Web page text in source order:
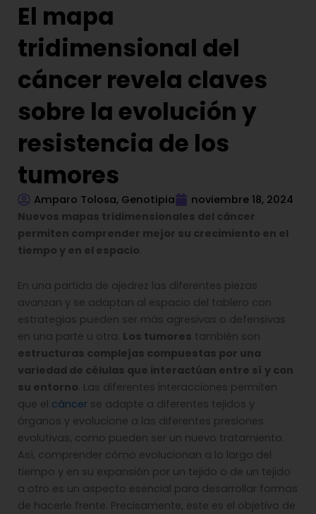
El mapa
tridimensional del
cáncer revela claves
sobre la evolución y
resistencia de los
tumores
Amparo Tolosa, Genotipia
noviembre 18, 2024
Nuevos mapas tridimensionales del cáncer
permiten comprender mejor su crecimiento en el
tiempo y en el espacio.
En una partida de ajedrez las diferentes piezas
avanzan y se adaptan al espacio del tablero con
estrategias pueden ser más agresivas o defensivas
en una parte u otra. Los tumores también son
estructuras complejas compuestas por una
variedad de células que interactúan entre sí y con
su entorno. Las diferentes interacciones permiten
que el cáncer se adapte a diferentes tejidos y
órganos y evolucione a las diferentes presiones
evolutivas, como pueden ser un nuevo tratamiento.
Así, comprender cómo evolucionan a lo largo del
tiempo y en su expansión por un tejido o de un tejido
a otro es un aspecto esencial para desarrollar formas
de hacerle frente. Precisamente, este es el objetivo de